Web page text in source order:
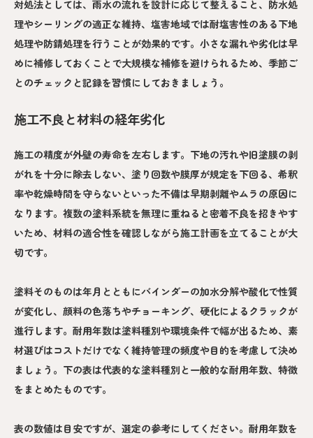
対処法としては、雨水の流れを設計に応じて整えること、防水処
理やシーリングの適正な維持、塩害地域では耐塩害性のある下地
処理や防錆処理を行うことが効果的です。小さな漏れや劣化は早
めに補修しておくことで大規模な補修を避けられるため、季節ご
とのチェックと記録を習慣にしておきましょう。
施工不良と材料の経年劣化
施工の精度が外壁の寿命を左右します。下地の汚れや旧塗膜の剥
がれを十分に除去しない、塗り回数や膜厚が規定を下回る、希釈
率や乾燥時間を守らないといった不備は早期剥離やムラの原因に
なります。複数の塗料系統を無理に重ねると密着不良を招きやす
いため、材料の適合性を確認しながら施工計画を立てることが大
切です。
塗料そのものは年月とともにバインダーの加水分解や酸化で性質
が変化し、顔料の色落ちやチョーキング、硬化によるクラックが
進行します。耐用年数は塗料種別や環境条件で幅が出るため、素
材選びはコストだけでなく維持管理の頻度や目的を考慮して決め
ましょう。下の表は代表的な塗料種別と一般的な耐用年数、特徴
をまとめたものです。
表の数値は目安ですが、選定の参考にしてください。耐用年数を